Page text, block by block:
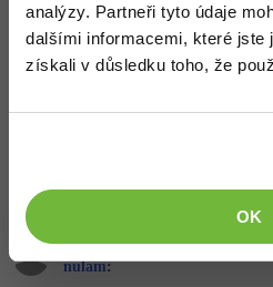
analýzy. Partneři tyto údaje
dalšími informacemi, které jste
získali v důsledku toho, že
OK
Zdeněk Pavlátka:
Nahoru Odpovědět
nulam: